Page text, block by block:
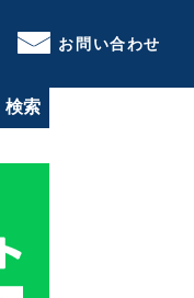
お問い合わせ